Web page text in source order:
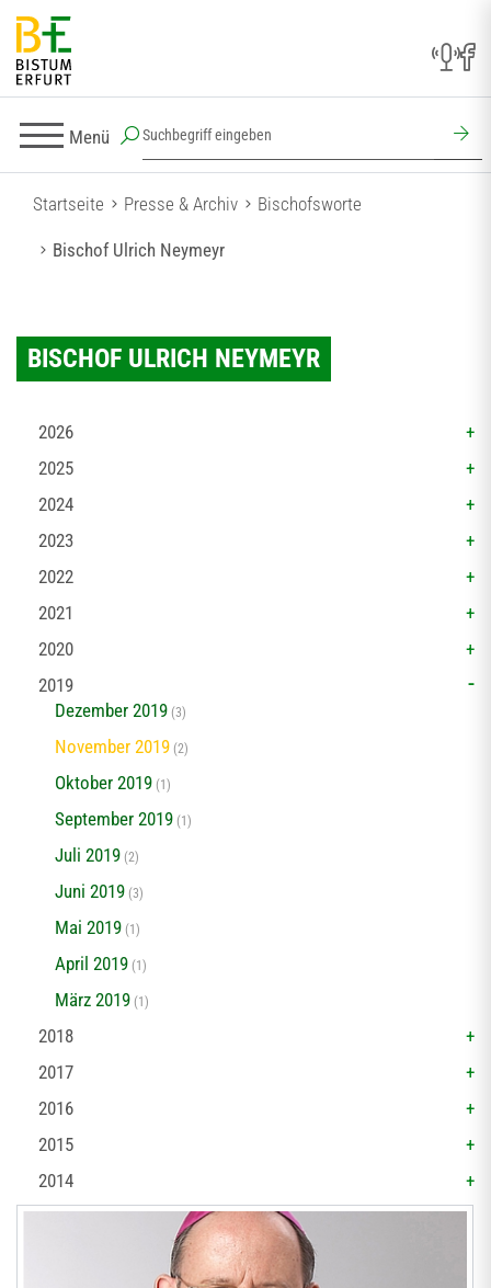
Menü
Startseite Presse & Archiv Bischofsworte
Bischof Ulrich Neymeyr
BISCHOF ULRICH NEYMEYR
2026
2025
2024
2023
2022
2021
2020
2019
Dezember 2019 (3)
November 2019 (2)
Oktober 2019 (1)
September 2019 (1)
Juli 2019 (2)
Juni 2019 (3)
Mai 2019 (1)
April 2019 (1)
März 2019 (1)
2018
2017
2016
2015
2014